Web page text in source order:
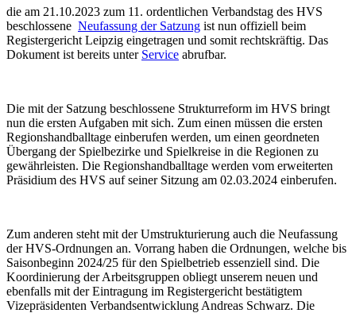
die am 21.10.2023 zum 11. ordentlichen Verbandstag des HVS
beschlossene Neufassung der Satzung ist nun offiziell beim
Registergericht Leipzig eingetragen und somit rechtskräftig. Das
Dokument ist bereits unter Service abrufbar.
Die mit der Satzung beschlossene Strukturreform im HVS bringt
nun die ersten Aufgaben mit sich. Zum einen müssen die ersten
Regionshandballtage einberufen werden, um einen geordneten
Übergang der Spielbezirke und Spielkreise in die Regionen zu
gewährleisten. Die Regionshandballtage werden vom erweiterten
Präsidium des HVS auf seiner Sitzung am 02.03.2024 einberufen.
Zum anderen steht mit der Umstrukturierung auch die Neufassung
der HVS-Ordnungen an. Vorrang haben die Ordnungen, welche bis
Saisonbeginn 2024/25 für den Spielbetrieb essenziell sind. Die
Koordinierung der Arbeitsgruppen obliegt unserem neuen und
ebenfalls mit der Eintragung im Registergericht bestätigtem
Vizepräsidenten Verbandsentwicklung Andreas Schwarz. Die